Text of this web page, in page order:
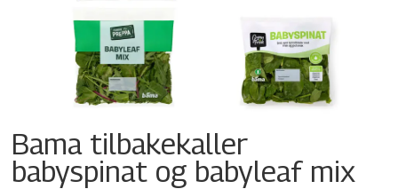
Bama tilbakekaller
babyspinat og babyleaf mix